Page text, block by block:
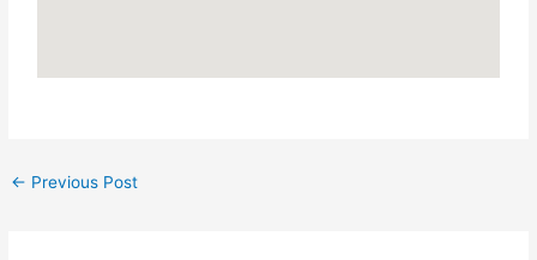
← Previous Post